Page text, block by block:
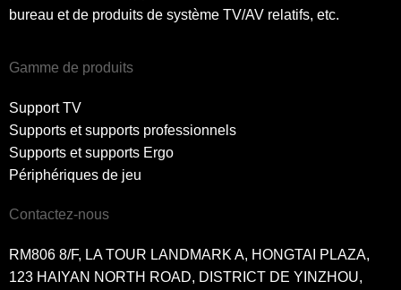
bureau et de produits de système TV/AV relatifs, etc.
Gamme de produits
Support TV
Supports et supports professionnels
Supports et supports Ergo
Périphériques de jeu
Contactez-nous
RM806 8/F, LA TOUR LANDMARK A, HONGTAI PLAZA,
123 HAIYAN NORTH ROAD, DISTRICT DE YINZHOU,